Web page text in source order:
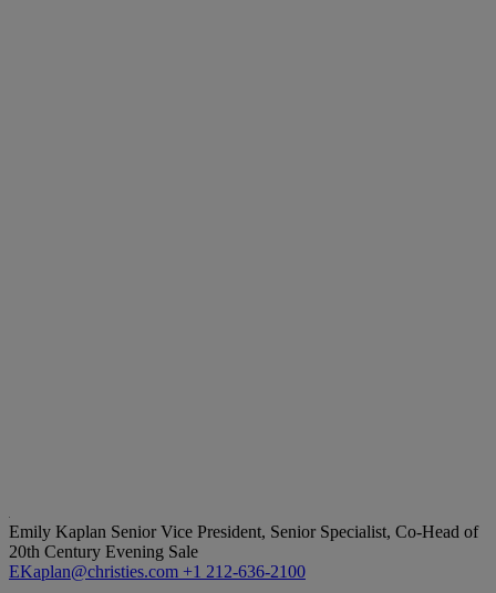
Emily Kaplan Senior Vice President, Senior Specialist, Co-Head of
20th Century Evening Sale
EKaplan@christies.com +1 212-636-2100